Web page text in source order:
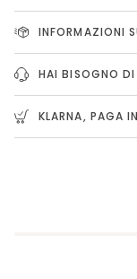
INFORMAZIONI
HAI BISOGNO
KLARNA, PAGA